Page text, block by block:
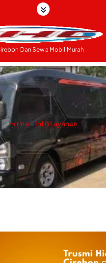
Dan Sewa Mobil Murah
Home »Info Layanan